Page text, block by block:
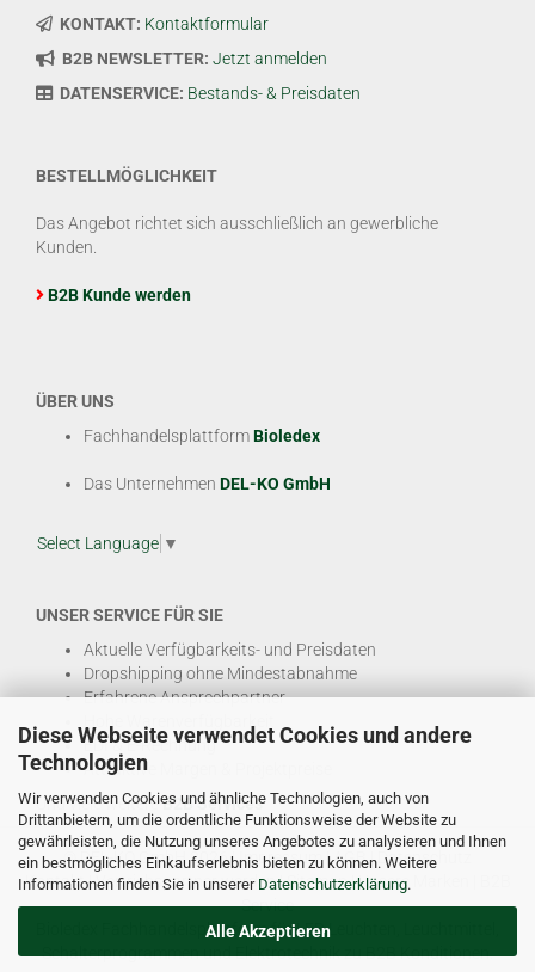
Diese Webseite verwendet Cookies und andere
Technologien
Wir verwenden Cookies und ähnliche Technologien, auch von
Drittanbietern, um die ordentliche Funktionsweise der Website zu
gewährleisten, die Nutzung unseres Angebotes zu analysieren und Ihnen
ein bestmögliches Einkaufserlebnis bieten zu können. Weitere
Informationen finden Sie in unserer Datenschutzerklärung.
Alle Akzeptieren
KONTAKT: Kontaktformular
B2B NEWSLETTER: Jetzt anmelden
DATENSERVICE: Bestands- & Preisdaten
BESTELLMÖGLICHKEIT
Das Angebot richtet sich ausschließlich an gewerbliche
Kunden.
B2B Kunde werden
ÜBER UNS
FachhandelsplattformBioledex
Das Unternehmen DEL-KO GmbH
Select Language ▼
UNSER SERVICE FÜR SIE
Aktuelle Verfügbarkeits- und Preisdaten
Dropshipping ohne Mindestabnahme
Erfahrene Ansprechpartner
Hohe Warenverfügbarkeit
EDI & E-Rechnung
Attraktive Margen & Projektpreise
Und viele weitereB2B Services
© DEL-KO GmbH 2026 |Impressum|AGB| Datenschutz
Kontakt|Vertriebspartner werden|Sitemap|Unsere Marken
Service
Bioledex Fachhandelsplattform für LED Leuchten, Leuchtmittel,
Schalterprogrammen und Elektrotechnik zu B2B Konditionen.